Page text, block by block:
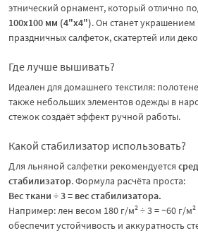
этнический орнамент, который отлично
100х100 мм (4"x4"). Он станет
праздничных салфеток, скатертей или
Где лучше вышивать?
Идеален для домашнего текстиля:
также небольших элементов одежды в
стежок создаёт эффект ручной работы.
Какой стабилизатор использовать?
Для льняной салфетки рекомендуется
стабилизатор. Формула расчёта проста:
Вес ткани ÷ 3 = вес стабилизатора.
Например: лен весом 180 г/м² ÷ 3 = ~60 г/
обеспечит устойчивость и аккуратность